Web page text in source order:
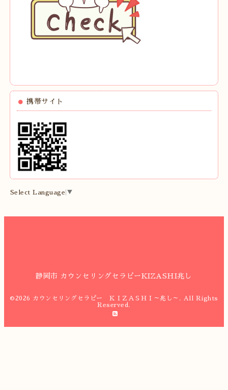
携帯サイト
Select Language ▼
静岡市 カウンセリングセラピーKIZASHI兆し
©2026 カウンセリングセラピー ＫＩＺＡＳＨＩ～兆し～ . All Rights
Reserved.